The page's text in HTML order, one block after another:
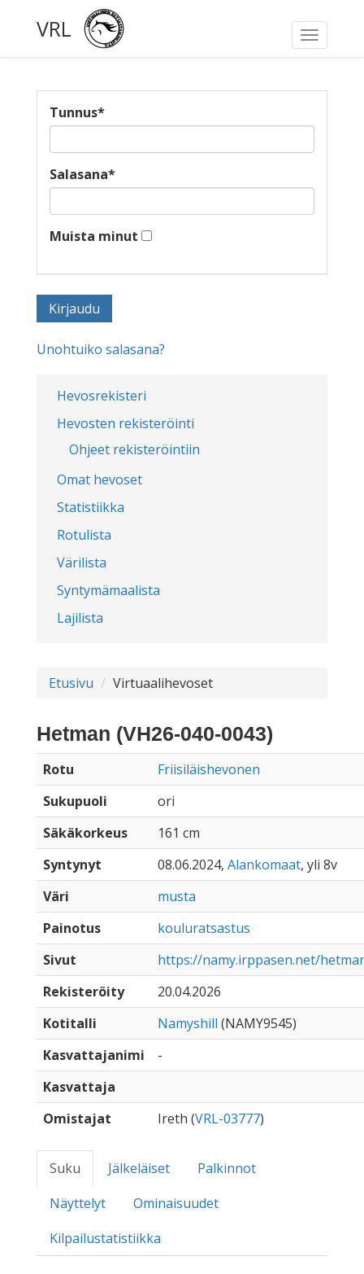
Toggle
VRL
Hevosrekisteri
Hevosten rekisteröinti
Ohjeet rekisteröintiin
Omat hevoset
Statistiikka
Rotulista
Värilista
Syntymämaalista
Lajilista
Tunnus*
Salasana*
Muista minut
Unohtuiko salasana?
Etusivu Virtuaalihevoset
Hetman (VH26-040-0043)
Rotu
Friisiläishevonen
Sukupuoli
ori
Säkäkorkeus
161 cm
Syntynyt
08.06.2024, Alankomaat, yli 8v
Väri
musta
Painotus
kouluratsastus
Sivut
https://namy.irppasen.net/
Rekisteröity
20.04.2026
Kotitalli
Namyshill (NAMY9545)
Kasvattajanimi
-
Kasvattaja
Omistajat
Ireth (VRL-03777)
Suku Jälkeläiset
Palkinnot
Näyttelyt
Ominaisuudet
Kilpailustatistiikka